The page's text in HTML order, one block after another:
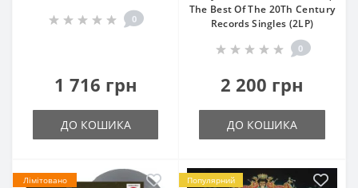
0
1 716 грн
ДО КОШИКА
The Best Of The 20Th Century
Records Singles (2LP)
0
2 200 грн
ДО КОШИКА
Лімітовано
Популярний